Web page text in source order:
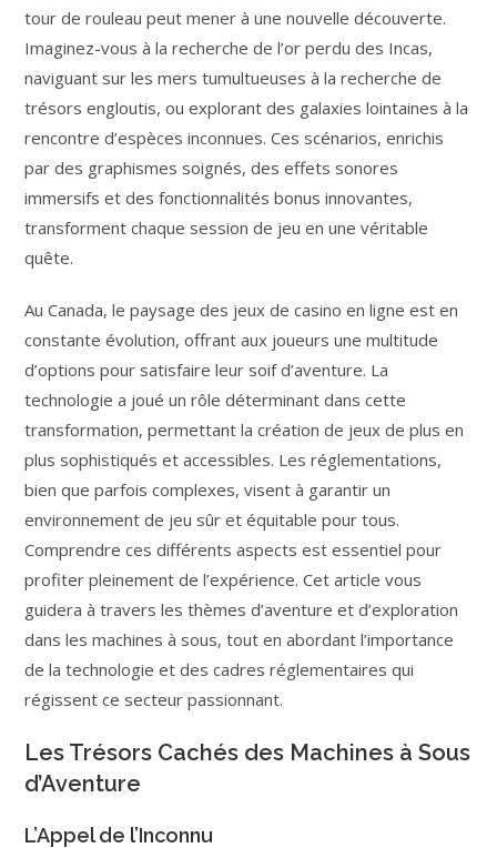
tour de rouleau peut mener à une nouvelle découverte.
Imaginez-vous à la recherche de l’or perdu des Incas,
naviguant sur les mers tumultueuses à la recherche de
trésors engloutis, ou explorant des galaxies lointaines à la
rencontre d’espèces inconnues. Ces scénarios, enrichis
par des graphismes soignés, des effets sonores
immersifs et des fonctionnalités bonus innovantes,
transforment chaque session de jeu en une véritable
quête.
Au Canada, le paysage des jeux de casino en ligne est en
constante évolution, offrant aux joueurs une multitude
d’options pour satisfaire leur soif d’aventure. La
technologie a joué un rôle déterminant dans cette
transformation, permettant la création de jeux de plus en
plus sophistiqués et accessibles. Les réglementations,
bien que parfois complexes, visent à garantir un
environnement de jeu sûr et équitable pour tous.
Comprendre ces différents aspects est essentiel pour
profiter pleinement de l’expérience. Cet article vous
guidera à travers les thèmes d’aventure et d’exploration
dans les machines à sous, tout en abordant l’importance
de la technologie et des cadres réglementaires qui
régissent ce secteur passionnant.
Les Trésors Cachés des Machines à Sous
d’Aventure
L’Appel de l’Inconnu